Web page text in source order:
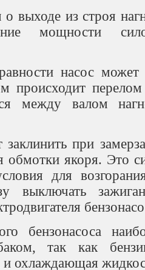
выходе из строя
мощности
насос
происходит перелом
между валом
при
якоря. Это
для
выключать
бензонасоса
так как
и охлаждающая